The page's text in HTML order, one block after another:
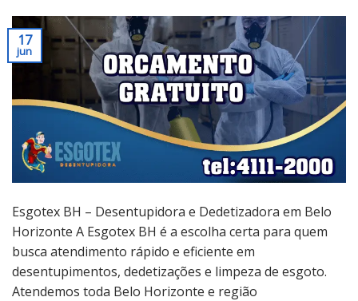
17
jun
Esgotex BH – Desentupidora e Dedetizadora em Belo
Horizonte A Esgotex BH é a escolha certa para quem
busca atendimento rápido e eficiente em
desentupimentos, dedetizações e limpeza de esgoto.
Atendemos toda Belo Horizonte e região